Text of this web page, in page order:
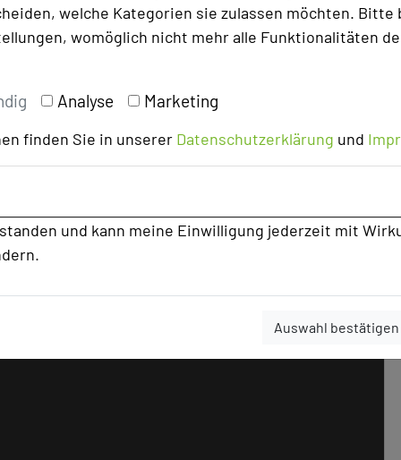
welche Kategorien sie zulassen möchten. Bitte
womöglich nicht mehr alle Funktionalitäten
Analyse Marketing
finden Sie in unserer Datenschutzerklärung und
und kann meine Einwilligung jederzeit mit
Auswahl bestätigen
feiern/tagun